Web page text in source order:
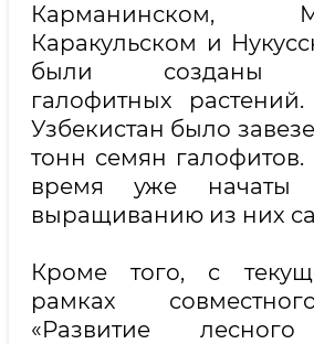
Карманинском,
Каракульском и
были созданы
галофитных
Узбекистан было
тонн семян
время уже начаты
выращиванию из них
Кроме того, с
рамках
«Развитие лесного